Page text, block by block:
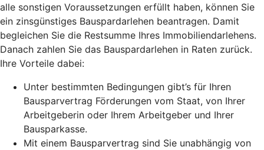
alle sonstigen Voraussetzungen erfüllt haben, können Sie
ein zinsgünstiges Bauspardarlehen beantragen. Damit
begleichen Sie die Restsumme Ihres Immobiliendarlehens.
Danach zahlen Sie das Bauspardarlehen in Raten zurück.
Ihre Vorteile dabei:
Unter bestimmten Bedingungen gibt’s für Ihren
Bausparvertrag Förderungen vom Staat, von Ihrer
Arbeitgeberin oder Ihrem Arbeitgeber und Ihrer
Bausparkasse.
Mit einem Bausparvertrag sind Sie unabhängig von